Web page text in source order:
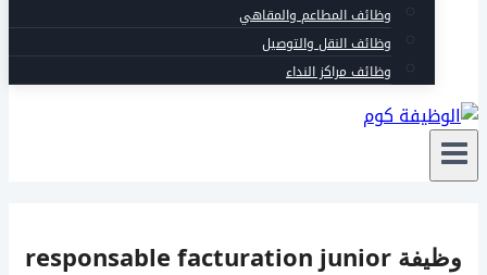
وظائف المطاعم والمقاهي
وظائف النقل والتوصيل
وظائف مراكز النداء
وظيفة responsable facturation junior